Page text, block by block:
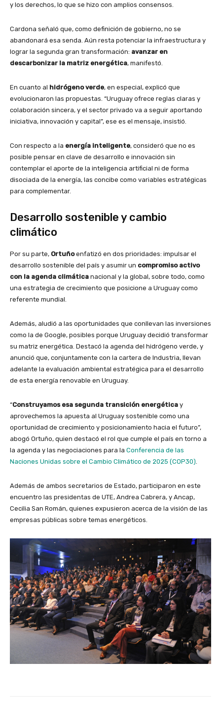
y los derechos, lo que se hizo con amplios consensos.
Cardona señaló que, como definición de gobierno, no se
abandonará esa senda. Aún resta potenciar la infraestructura y
lograr la segunda gran transformación: avanzar en
descarbonizar la matriz energética, manifestó.
En cuanto al hidrógeno verde, en especial, explicó que
evolucionaron las propuestas. “Uruguay ofrece reglas claras y
colaboración sincera, y el sector privado va a seguir aportando
iniciativa, innovación y capital”, ese es el mensaje, insistió.
Con respecto a la energía inteligente, consideró que no es
posible pensar en clave de desarrollo e innovación sin
contemplar el aporte de la inteligencia artificial ni de forma
disociada de la energía, las concibe como variables estratégicas
para complementar.
Desarrollo sostenible y cambio
climático
Por su parte, Ortuñoenfatizó en dos prioridades: impulsar el
desarrollo sostenible del país y asumir un compromiso activo
con la agenda climática nacional y la global, sobre todo, como
una estrategia de crecimiento que posicione a Uruguay como
referente mundial.
Además, aludió a las oportunidades que conllevan las inversiones
como la de Google, posibles porque Uruguay decidió transformar
su matriz energética. Destacó la agenda del hidrógeno verde, y
anunció que, conjuntamente con la cartera de Industria, llevan
adelante la evaluación ambiental estratégica para el desarrollo
de esta energía renovable en Uruguay.
“Construyamos esa segunda transición energética y
aprovechemos la apuesta al Uruguay sostenible como una
oportunidad de crecimiento y posicionamiento hacia el futuro”,
abogó Ortuño, quien destacó el rol que cumple el país en torno a
la agenda y las negociaciones para la Conferencia de las
Naciones Unidas sobre el Cambio Climático de 2025 (COP30)
Además de ambos secretarios de Estado, participaron en este
encuentro las presidentas de UTE, Andrea Cabrera, y Ancap,
Cecilia San Román, quienes expusieron acerca de la visión de las
empresas públicas sobre temas energéticos.